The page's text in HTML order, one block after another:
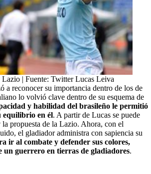
Lazio | Fuente: Twitter Lucas Leiva
a reconocer su importancia dentro de los de
lo volvió clave dentro de su esquema de
y habilidad del brasileño le permitió
equilibrio en él. A partir de Lucas se puede
la propuesta de la Lazio. Ahora, con el
el gladiador administra con sapiencia su
ir al combate y defender sus colores,
un guerrero en tierras de gladiadores.